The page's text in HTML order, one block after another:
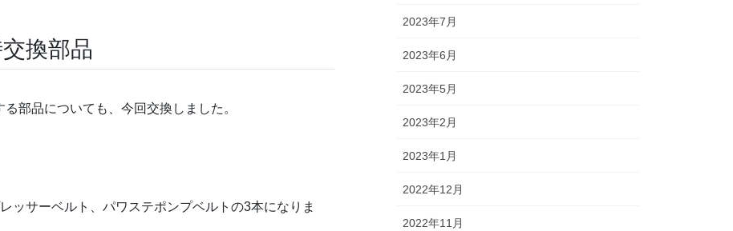
換部品
部品についても、今回交換しました。
ッサーベルト、パワステポンプベルトの3本になりま
2023年7月
2023年6月
2023年5月
2023年2月
2023年1月
2022年12月
2022年11月